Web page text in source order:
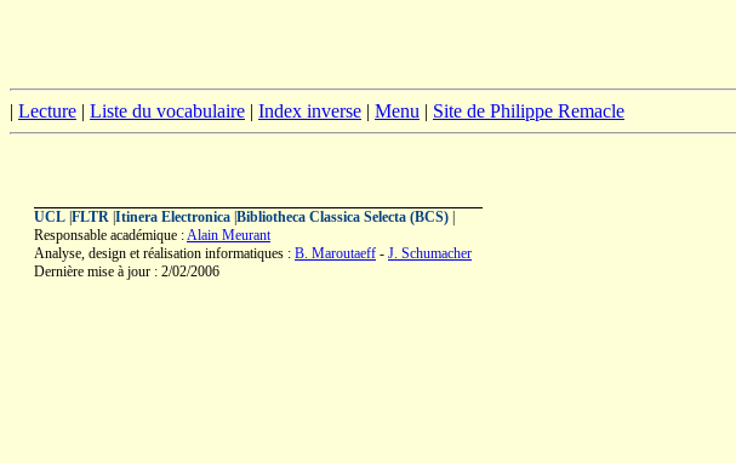
| Lecture | Liste du vocabulaire | Index inverse | Menu | Site de Philippe Remacle
UCL FLTR Itinera Electronica Bibliotheca Classica Selecta (BCS)
Responsable académique :Alain Meurant
Analyse, design et réalisation informatiques : B. Maroutaeff - J. Schumacher
Dernière mise à jour : 2/02/2006